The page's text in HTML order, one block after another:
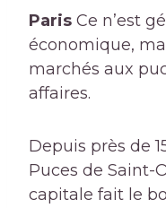
Paris Ce n’est
économique,
marchés aux
affaires.
Depuis près de
Puces de Saint-
capitale fait le